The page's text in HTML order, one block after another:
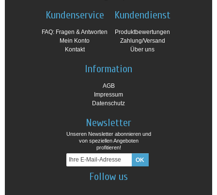
Kundenservice
FAQ: Fragen & Antworten
Mein Konto
Kontakt
Kundendienst
Produktbewertungen
Zahlung/Versand
Über uns
Information
AGB
Impressum
Datenschutz
Newsletter
Unseren Newsletter abonnieren und
von speziellen Angeboten
profitieren!
Follow us